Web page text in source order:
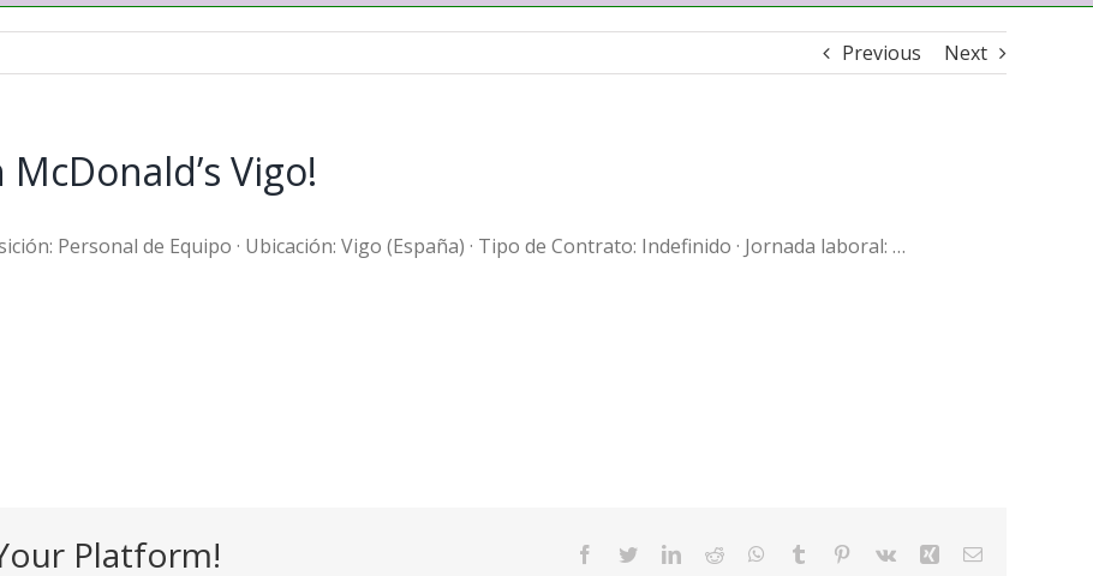
Previous Next
Vigo!
Personal de Equipo · Ubicación: Vigo (España) · Tipo de Contrato: Indefinido · Jornada laboral: …
Platform! Facebook
TwitterLinkedIn
Reddit WhatsApp
Tumblr Pinterest
Vk Xing Email